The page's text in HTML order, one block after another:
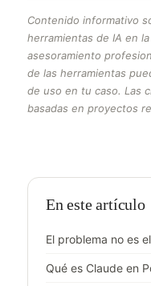
Contenido informativo
herramientas de IA en
asesoramiento
de las herramientas
de uso en tu caso. Las
basadas en proyectos
En este artículo
El problema no es
Qué es Claude en